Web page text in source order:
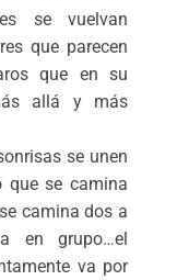
se vuelvan
que parecen
que en su
allá y más
se unen
que se camina
camina dos a
en grupo…el
va por